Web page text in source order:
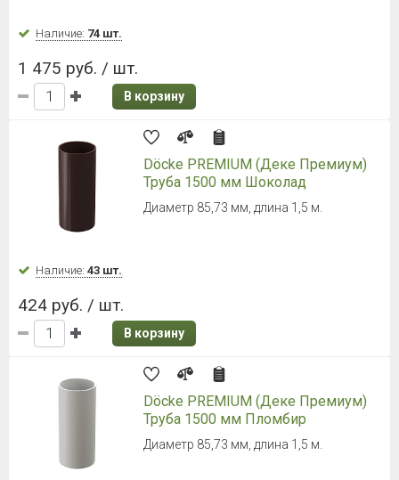
Наличие: 74 шт.
1 475 руб. / шт.
В корзину
Döcke PREMIUM (Деке Премиум)
Труба 1500 мм Шоколад
Диаметр 85,73 мм, длина 1,5 м.
Наличие: 43 шт.
424 руб. / шт.
В корзину
Döcke PREMIUM (Деке Премиум)
Труба 1500 мм Пломбир
Диаметр 85,73 мм, длина 1,5 м.